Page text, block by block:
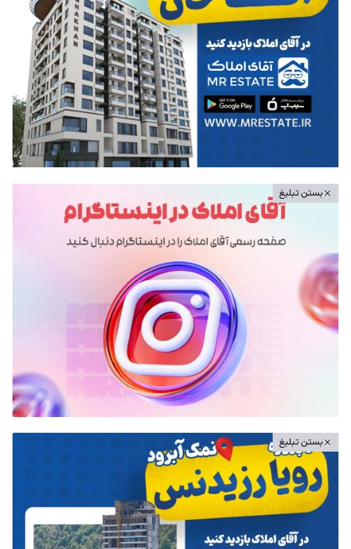
بستن تبلیغ
بستن تبلیغ